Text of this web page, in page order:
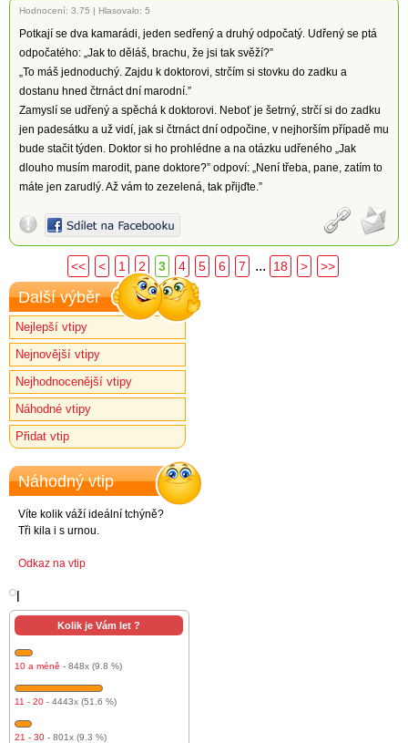
Hodnocení: 3.75 | Hlasovalo: 5
Potkají se dva kamarádi, jeden sedřený a druhý odpočatý. Udřený se ptá
odpočatého: „Jak to děláš, brachu, že jsi tak svěží?”
„To máš jednoduchý. Zajdu k doktorovi, strčím si stovku do zadku a
dostanu hned čtrnáct dní marodní.”
Zamyslí se udřený a spěchá k doktorovi. Neboť je šetrný, strčí si do zadku
jen padesátku a už vidí, jak si čtrnáct dní odpočine, v nejhorším případě mu
bude stačit týden. Doktor si ho prohlédne a na otázku udřeného „Jak
dlouho musím marodit, pane doktore?” odpoví: „Není třeba, pane, zatím to
máte jen zarudlý. Až vám to zezelená, tak přijďte.”
<< < 1 2 3 4 5 6 7 ... 18 > >>
Další výběr
Nejlepší vtipy
Nejnovější vtipy
Nejhodnocenější vtipy
Náhodné vtipy
Přidat vtip
Náhodný vtip
Víte kolik váží ideální tchýně?
Tři kila i s urnou.
Odkaz na vtip
Kolik je Vám let ?
10 a méně - 848x (9.8 %)
11 - 20 - 4443x (51.6 %)
21 - 30 - 801x (9.3 %)